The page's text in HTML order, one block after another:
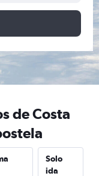
de Costa
Solo
ida